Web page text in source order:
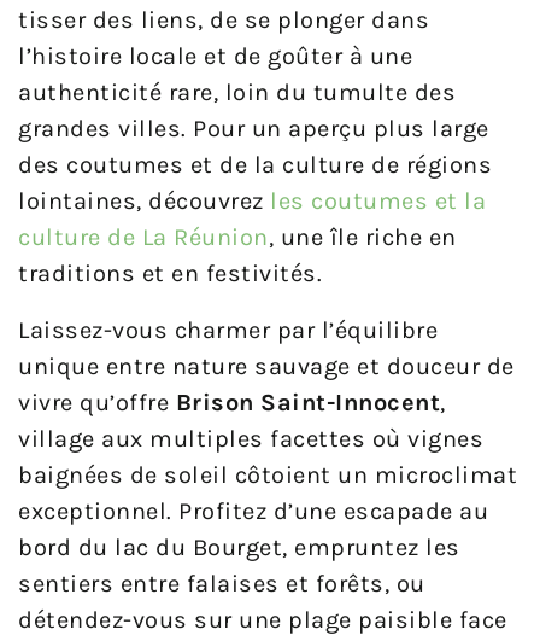
tisser des liens, de se plonger dans
l’histoire locale et de goûter à une
authenticité rare, loin du tumulte des
grandes villes. Pour un aperçu plus large
des coutumes et de la culture de régions
lointaines, découvrez les coutumes et la
culture de La Réunion, une île riche en
traditions et en festivités.
Laissez-vous charmer par l’équilibre
unique entre nature sauvage et douceur de
vivre qu’offre Brison Saint-Innocent,
village aux multiples facettes où vignes
baignées de soleil côtoient un microclimat
exceptionnel. Profitez d’une escapade au
bord du lac du Bourget, empruntez les
sentiers entre falaises et forêts, ou
détendez-vous sur une plage paisible face